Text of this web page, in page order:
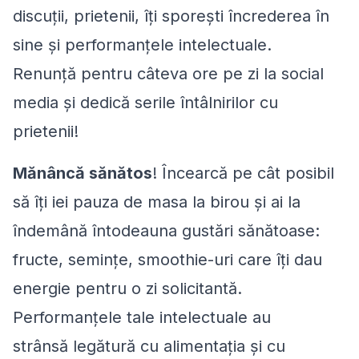
discuții, prietenii, îți sporești încrederea în
sine și performanțele intelectuale.
Renunță pentru câteva ore pe zi la social
media și dedică serile întâlnirilor cu
prietenii!
Mănâncă sănătos! Încearcă pe cât posibil
să îți iei pauza de masa la birou și ai la
îndemână întodeauna gustări sănătoase:
fructe, semințe, smoothie-uri care îți dau
energie pentru o zi solicitantă.
Performanțele tale intelectuale au
strânsă legătură cu alimentația și cu